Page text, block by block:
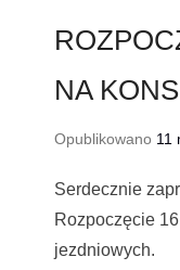
NA
Opublikowano 11
Serdecznie
Rozpoczęcie
jezdniowych.